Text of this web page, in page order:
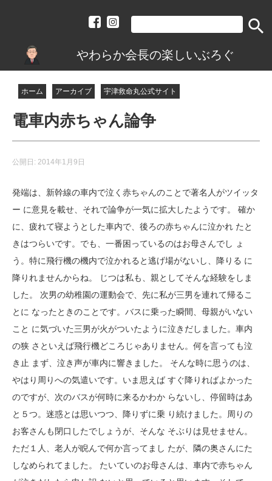
search
やわらか会長の楽しいぶろぐ
ホーム アーカイブ 宇津救命丸公式サイト
電車内赤ちゃん論争
公開日: 2014年1月9日
発端は、新幹線の車内で泣く赤ちゃんのことで著名人がツイッタ
ー に意見を載せ、それで論争が一気に拡大したようです。 確か
に、疲れて寝ようとした車内で、後ろの赤ちゃんに泣かれ たと
きはつらいです。でも、一番困っているのはお母さんでし ょ
う。特に飛行機の機内で泣かれると逃げ場がないし、降りる に
降りれませんからね。 じつは私も、親としてそんな経験をしま
した。 次男の幼稚園の運動会で、先に私が三男を連れて帰るこ
とに なったときのことです。バスに乗った瞬間、母親がいない
こと に気づいた三男が火がついたように泣きだしました。車内
の狭 さといえば飛行機どころじゃありません。何を言っても泣
き止 まず、泣き声が車内に響きました。 そんな時に思うのは、
やはり周りへの気遣いです。いま思えば すぐ降りればよかった
のですが、次のバスが何時に来るかわか らないし、停留時はあ
と５つ。迷惑とは思いつつ、降りずに乗 り続けました。周りの
お客さんも閉口したでしょうが、そんな そぶりは見せません。
ただ１人、老人が睨んで何か言ってまし たが、隣の奥さんにた
しなめられてました。 たいていのお母さんは、車内で赤ちゃん